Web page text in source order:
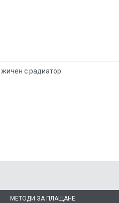
жичен с радиатор
МЕТОДИ ЗА ПЛАЩАНЕ